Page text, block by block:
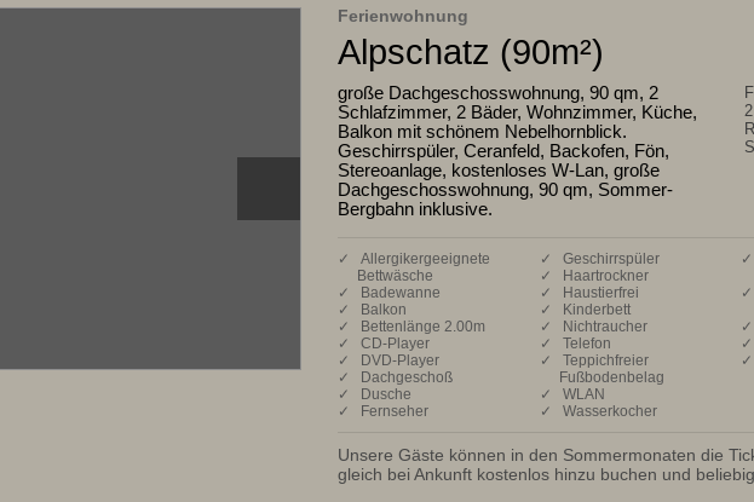
Ferienwohnung
Alpschatz (90m²)
große Dachgeschosswohnung, 90 qm, 2
Schlafzimmer, 2 Bäder, Wohnzimmer, Küche,
Balkon mit schönem Nebelhornblick.
Geschirrspüler, Ceranfeld, Backofen, Fön,
Stereoanlage, kostenloses W-Lan, große
Dachgeschosswohnung, 90 qm, Sommer-
Bergbahn inklusive.
✓ Allergikergeeignete
Bettwäsche
✓ Badewanne
✓ Balkon
✓ Bettenlänge 2.00m
✓ CD-Player
✓ DVD-Player
✓ Dachgeschoß
✓ Dusche
✓ Fernseher
✓ Geschirrspüler
✓ Haartrockner
✓ Haustierfrei
✓ Kinderbett
✓ Nichtraucher
✓ Telefon
✓ Teppichfreier
Fußbodenbelag
✓ WLAN
✓ Wasserkocher
Unsere Gäste können in den Sommermonaten die
gleich bei Ankunft kostenlos hinzu buchen und